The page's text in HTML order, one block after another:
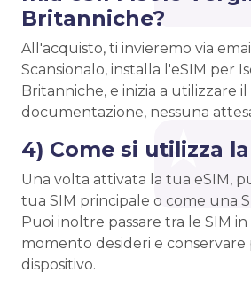
Britanniche?
All'acquisto, ti invieremo via
Scansionalo, installa l'eSIM per
Britanniche, e inizia a utilizzare il
documentazione, nessuna
4) Come si utilizza
Una volta attivata la tua eSIM,
tua SIM principale o come una
Puoi inoltre passare tra le SIM in
momento desideri e
dispositivo.